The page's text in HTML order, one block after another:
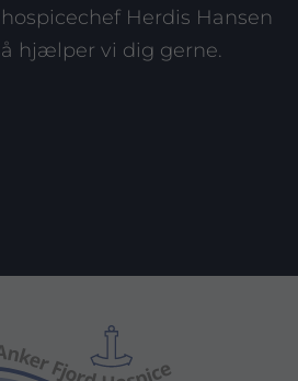
Herdis Hansen
hjælper vi dig gerne.